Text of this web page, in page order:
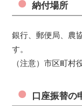
納付場所
銀行、郵便局、農
す。
（注意）市区町村
口座振替の